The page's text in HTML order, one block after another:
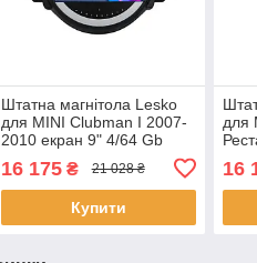
Штатна магнітола Lesko
для MINI Clubman I 2007-
2010 екран 9" 4/64 Gb
Prime 1 шт.
16 175₴ 21 028 ₴
Купити
для
16